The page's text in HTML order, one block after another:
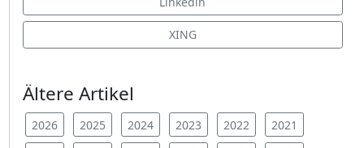
XING
Ältere Artikel
2026 2025 2024 2023 2022
2021